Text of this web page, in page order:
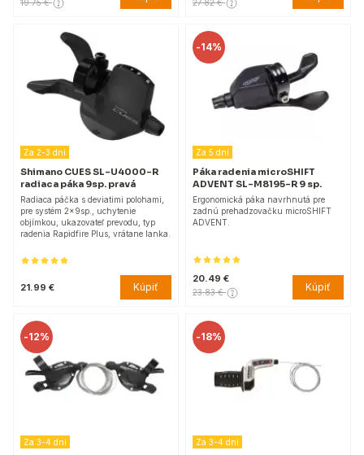
19.75 € 27.82 €
Za 2-3 dni
Shimano CUES SL-U4000-R
radiaca páka 9sp. pravá
Radiaca páčka s deviatimi polohami,
pre systém 2x9sp., uchytenie
objímkou, ukazovateľ prevodu, typ
radenia Rapidfire Plus, vrátane lanka.
21.99 € Kúpiť
-14%
Za 5 dní
Páka radenia microSHIFT
ADVENT SL-M8195-R 9 sp.
Ergonomická páka navrhnutá pre
zadnú prehadzovačku microSHIFT
ADVENT.
20.49 €
23.83 € Kúpiť
-12%
Za 3-4 dni
-18%
Za 3-4 dni